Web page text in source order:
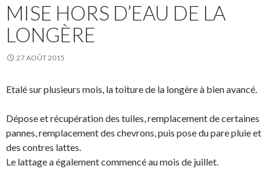
MISE HORS D’EAU DE LA
LONGÈRE
27 AOÛT 2015
Etalé sur plusieurs mois, la toiture de la longère à bien avancé.
Dépose et récupération des tuiles, remplacement de certaines
pannes, remplacement des chevrons, puis pose du pare pluie et
des contres lattes.
Le lattage a également commencé au mois de juillet.